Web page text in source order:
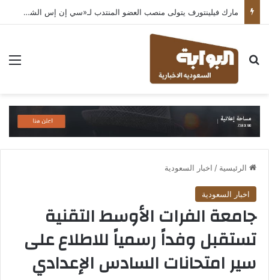
مارك فيلينتورف يتولى منصب العضو المنتدب لـ«سي إن إس الشرق الأوسط» ويشرف على شركات قطاع التكنولوجيا ضمن مجموعة غباش
بحث عن
الرئيسية / اخبار السعودية
اخبار السعودية
جامعة الفرات الأوسط التقنية
تستقبل وفداً رسمياً للاطلاع على
سير امتحانات السادس الإعدادي